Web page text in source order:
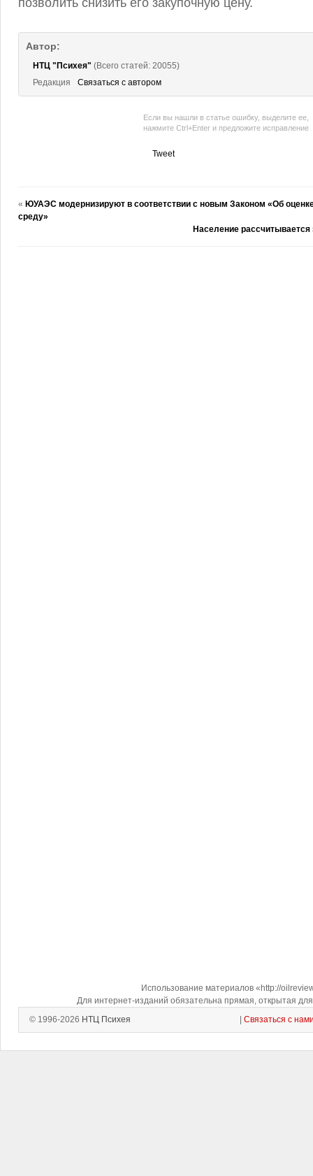
позволить снизить его закупочную цену.
Автор:
НТЦ "Психея" (Всего статей: 20055)
Редакция
Связаться с автором
Если вы нашли в статье ошибку, выделите ее,
нажмите Ctrl+Enter и предложите исправление
Tweet
« ЮУАЭС модернизируют в соответствии с новым Законом «Об
среду»
Население
Использование материалов «http://
Для интернет-изданий обязательна прямая, открытая
© 1996-2026 НТЦ Психея Связаться с